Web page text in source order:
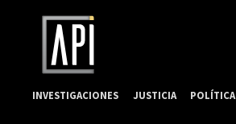
INVESTIGACIONES JUSTICIA POLÍTICA